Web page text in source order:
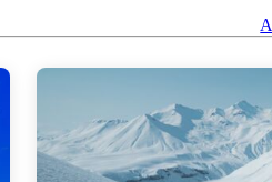
Extra Deal